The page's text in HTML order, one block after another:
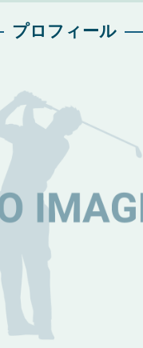
プロフィール